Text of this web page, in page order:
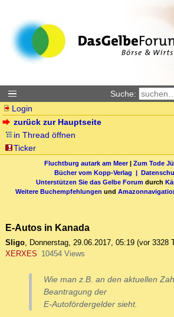
Suche:
Login
zurück zur Hauptseite
in Thread öffnen
Ticker
Fluchtburg autark am Meer| Zum Tode
Bücher vom Kopp-Verlag |
Unterstützen Sie das Gelbe Forum durch
Weitere Buchempfehlungen und
E-Autos in Kanada
Sligo, Donnerstag, 29.06.2017, 05:19 (vor 3328
XERXES 10454 Views
Wie man z.B. an den aktuellen
Beantragung der
E-Autofördergelder sieht.